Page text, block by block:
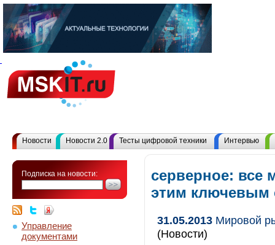
Новости Новости 2.0 Тесты цифровой техники Интервью
Подписка на новости:
Управление
документами
серверное: все
этим ключевым
31.05.2013 Мировой
(Новости)